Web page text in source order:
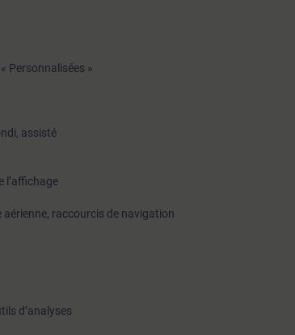
Personnalisées »
assisté
l’affichage
raccourcis de navigation
d’analyses